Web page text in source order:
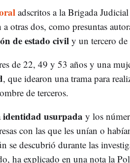
adscritos a la Brigada
a otras dos, como presuntas
de estado civil y un tercero de
de 22, 49 y 53 años y una
, que idearon una trama para
de terceros.
identidad usurpada y los
con las que les unían o
se descubrió durante las
ha explicado en una nota la